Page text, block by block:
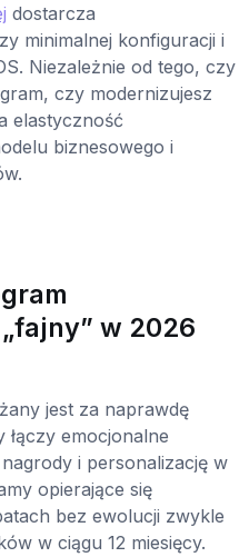
dostarcza
minimalnej konfiguracji i
Niezależnie od tego, czy
czy modernizujesz
elastyczność
biznesowego i
w 2026
jest za naprawdę
emocjonalne
i personalizację w
opierające się
bez ewolucji zwykle
w ciągu 12 miesięcy.